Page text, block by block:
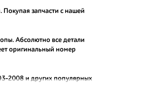
запчасти с нашей
Абсолютно все детали
оригинальный номер
2008 и других популярных